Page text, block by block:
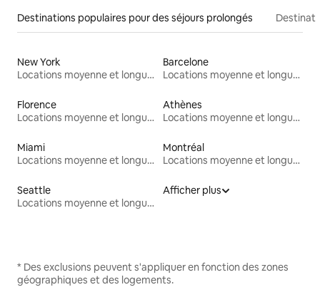
Destinations populaires pour des séjours prolongés
New York
Locations moyenne et longue durée
Barcelone
Locations moyenne et longue durée
Florence
Locations moyenne et longue durée
Athènes
Locations moyenne et longue durée
Miami
Locations moyenne et longue durée
Montréal
Locations moyenne et longue durée
Seattle
Locations moyenne et longue durée
Afficher plus
* Des exclusions peuvent s'appliquer en fonction des zones
géographiques et des logements.